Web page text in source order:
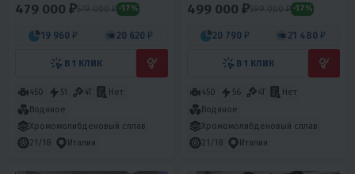
479 000 ₽579 000 ₽ -17%
19 960 ₽ 20 620 ₽
В 1 КЛИК
450 51 4T
Нет
Водяное
Хромомолибденовый сплав
21/18
Италия
499 000 ₽599 000 ₽ -17%
20 790 ₽ 21 480 ₽
В 1 КЛИК
450 56 4T
Нет
Водяное
Хромомолибденовый сплав
21/18
Италия